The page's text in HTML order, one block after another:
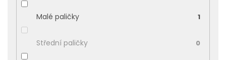
Malé paličky 1
Střední paličky 0